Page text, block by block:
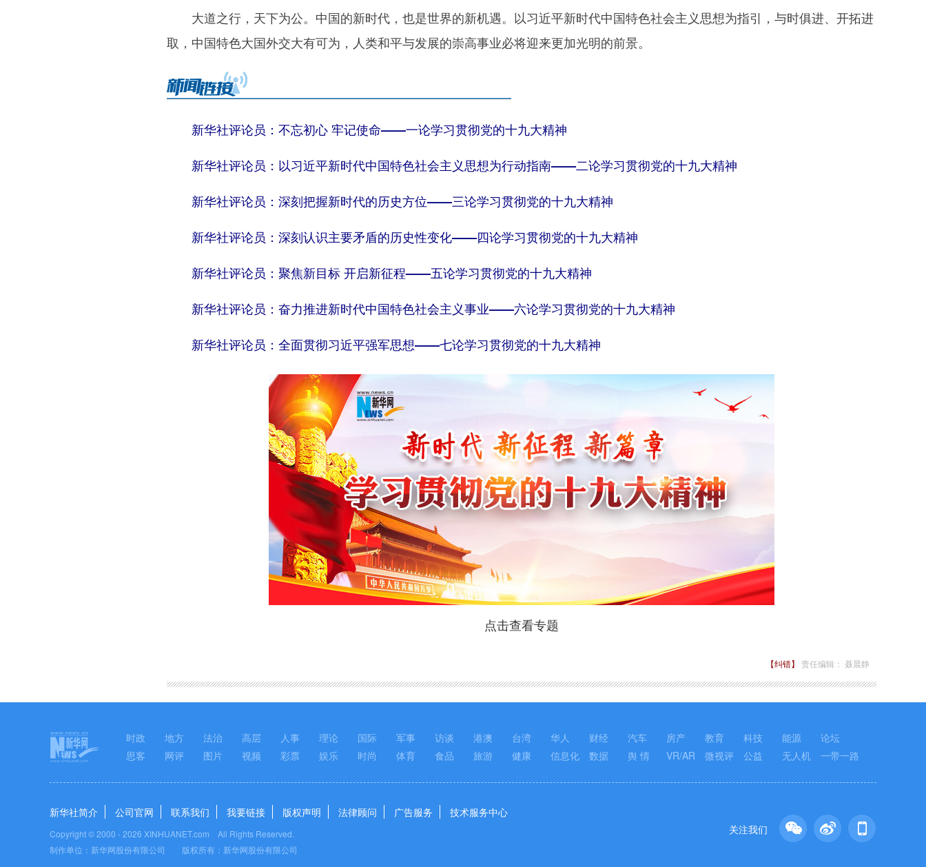
大道之行，天下为公。中国的新时代，也是世界的新机遇。以习近平新时代中国特色社会主义思想为指引，与时俱进、开拓进
取，中国特色大国外交大有可为，人类和平与发展的崇高事业必将迎来更加光明的前景。
新华社评论员：不忘初心 牢记使命——一论学习贯彻党的十九大精神
新华社评论员：以习近平新时代中国特色社会主义思想为行动指南——二论学习贯彻党的十九大精神
新华社评论员：深刻把握新时代的历史方位——三论学习贯彻党的十九大精神
新华社评论员：深刻认识主要矛盾的历史性变化——四论学习贯彻党的十九大精神
新华社评论员：聚焦新目标 开启新征程——五论学习贯彻党的十九大精神
新华社评论员：奋力推进新时代中国特色社会主义事业——六论学习贯彻党的十九大精神
新华社评论员：全面贯彻习近平强军思想——七论学习贯彻党的十九大精神
点击查看专题
【纠错】 责任编辑： 聂晨静
时政 地方 法治 高层 人事 理论 国际 军事 访谈 港澳 台湾 华人 财经 汽车 房产 教育 科技 能源
论坛
思客
网评 图片 视频 彩票 娱乐 时尚 体育 食品 旅游 健康 信息化 数据 舆 情 VR/AR 微视评 公益 无人机 一带一路
关注我们
新华社简介 公司官网 联系我们 我要链接 版权声明 法律顾问 广告服务 技术服务中心
Copyright © 2000 -2026 XINHUANET.com All Rights Reserved.
制作单位：新华网股份有限公司 版权所有：新华网股份有限公司